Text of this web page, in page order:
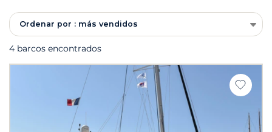
Ordenar por : más vendidos
4 barcos encontrados